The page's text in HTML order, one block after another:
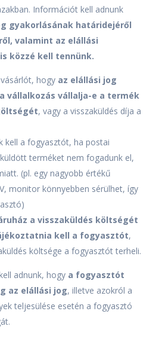
Információt kell adnunk
gyakorlásának határidejéről
valamint az elállási
közzé kell tennünk.
hogy az elállási jog
vállalkozás vállalja-e a termék
, vagy a visszaküldés díja a
kell a fogyasztót, ha postai
terméket nem fogadunk el,
(pl. egy nagyobb értékű
monitor könnyebben sérülhet, így
a visszaküldés költségét
kell a fogyasztót,
költsége a fogyasztót terheli.
adnunk, hogy a fogyasztót
az elállási jog, illetve azokról a
teljesülése esetén a fogyasztó